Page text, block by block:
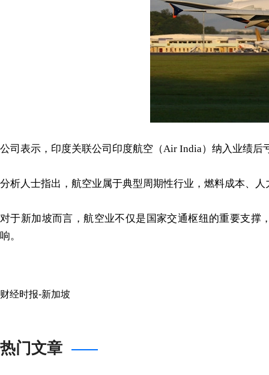
公司表示，印度关联公司印度航空（Air India）纳入业绩
分析人士指出，航空业属于典型周期性行业，燃料成本、
对于新加坡而言，航空业不仅是国家交通枢纽的重要支
响。
财经时报-新加坡
热门文章